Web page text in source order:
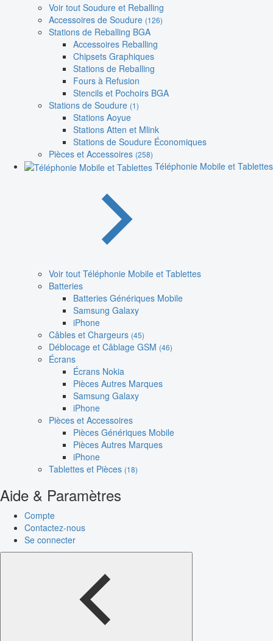
Voir tout Soudure et Reballing
Accessoires de Soudure (126)
Stations de Reballing BGA
Accessoires Reballing
Chipsets Graphiques
Stations de Reballing
Fours à Refusion
Stencils et Pochoirs BGA
Stations de Soudure (1)
Stations Aoyue
Stations Atten et Mlink
Stations de Soudure Économiques
Pièces et Accessoires (258)
Téléphonie Mobile et Tablettes
Voir tout Téléphonie Mobile et Tablettes
Batteries
Batteries Génériques Mobile
Samsung Galaxy
iPhone
Câbles et Chargeurs (45)
Déblocage et Câblage GSM (46)
Écrans
Écrans Nokia
Pièces Autres Marques
Samsung Galaxy
iPhone
Pièces et Accessoires
Pièces Génériques Mobile
Pièces Autres Marques
iPhone
Tablettes et Pièces (18)
Aide & Paramètres
Compte
Contactez-nous
Se connecter